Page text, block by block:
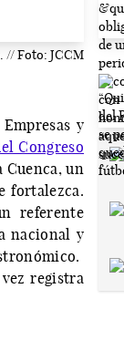
// Foto: JCCM
y
Congreso
Cuenca, un
fortalezca.
referente
nacional y
registra